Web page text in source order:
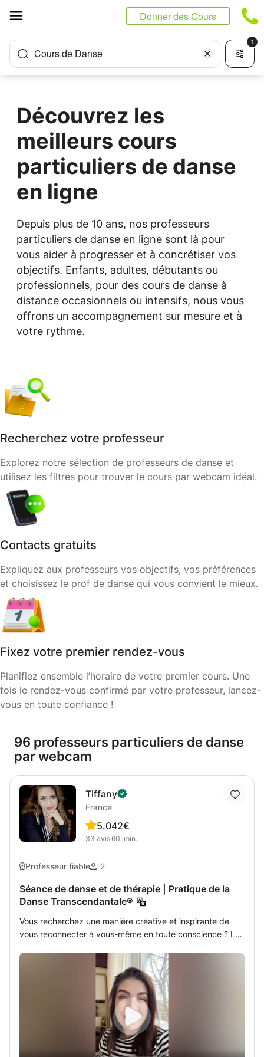
Donner des Cours
Cours de Danse
1
Découvrez les
meilleurs cours
particuliers de danse
en ligne
Depuis plus de 10 ans, nos professeurs
particuliers de danse en ligne sont là pour
vous aider à progresser et à concrétiser vos
objectifs. Enfants, adultes, débutants ou
professionnels, pour des cours de danse à
distance occasionnels ou intensifs, nous vous
offrons un accompagnement sur mesure et à
votre rythme.
Recherchez votre professeur
Explorez notre sélection de professeurs de danse et
utilisez les filtres pour trouver le cours par webcam idéal.
Contacts gratuits
Expliquez aux professeurs vos objectifs, vos préférences
et choisissez le prof de danse qui vous convient le mieux.
Fixez votre premier rendez-vous
Planifiez ensemble l’horaire de votre premier cours. Une
fois le rendez-vous confirmé par votre professeur, lancez-
vous en toute confiance !
96 professeurs particuliers de danse
par webcam
Tiffany
France
5.0
33 avis
42€
60-min.
Professeur fiable 2
Séance de danse et de thérapie | Pratique de la
Danse Transcendantale®
Vous recherchez une manière créative et inspirante de
vous reconnecter à vous-même en toute conscience ? La
guidera pour accueillir vos émotions et vous aider à
atteindre votre véritable essence. Grâce à des danses
méditatives, des visualisations guidées et des techniques
de guérison énergétique. En tant que coach corps-esprit-
âme et danseuse professionnelle, je suis là pour vous
soutenir et vous guider dans votre processus de
découverte de votre force intérieure à travers : -
alignement énergétique, méditation guidée, exercices de